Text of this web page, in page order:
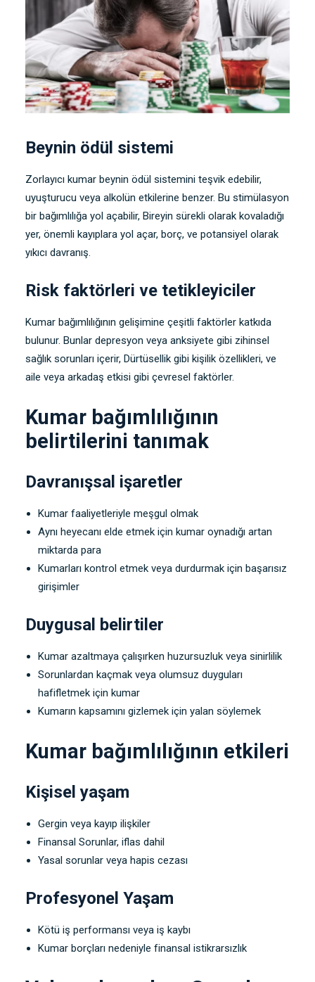
Beynin ödül sistemi
Zorlayıcı kumar beynin ödül sistemini teşvik edebilir,
uyuşturucu veya alkolün etkilerine benzer. Bu stimülasyon
bir bağımlılığa yol açabilir, Bireyin sürekli olarak kovaladığı
yer, önemli kayıplara yol açar, borç, ve potansiyel olarak
yıkıcı davranış.
Risk faktörleri ve tetikleyiciler
Kumar bağımlılığının gelişimine çeşitli faktörler katkıda
bulunur. Bunlar depresyon veya anksiyete gibi zihinsel
sağlık sorunları içerir, Dürtüsellik gibi kişilik özellikleri, ve
aile veya arkadaş etkisi gibi çevresel faktörler.
Kumar bağımlılığının
belirtilerini tanımak
Davranışsal işaretler
Kumar faaliyetleriyle meşgul olmak
Aynı heyecanı elde etmek için kumar oynadığı artan
miktarda para
Kumarları kontrol etmek veya durdurmak için başarısız
girişimler
Duygusal belirtiler
Kumar azaltmaya çalışırken huzursuzluk veya sinirlilik
Sorunlardan kaçmak veya olumsuz duyguları
hafifletmek için kumar
Kumarın kapsamını gizlemek için yalan söylemek
Kumar bağımlılığının etkileri
Kişisel yaşam
Gergin veya kayıp ilişkiler
Finansal Sorunlar, iflas dahil
Yasal sorunlar veya hapis cezası
Profesyonel Yaşam
Kötü iş performansı veya iş kaybı
Kumar borçları nedeniyle finansal istikrarsızlık